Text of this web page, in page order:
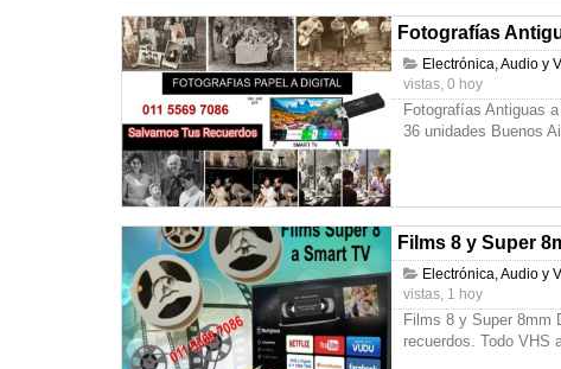
Fotografías
Electrónica, Audio y
vistas, 0 hoy
Fotografías Antiguas
36 unidades Buenos
Films 8 y Super
Electrónica, Audio y
vistas, 1 hoy
Films 8 y Super 8mm
recuerdos. Todo VHS